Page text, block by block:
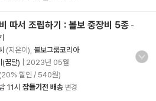
따서 조립하기 : 볼보 중장비 5종 -
(지은이), 볼보그룹코리아
(꿈달)
2023년 05월
할인 / 540원)
밤 11시 잠들기전 배송 변경